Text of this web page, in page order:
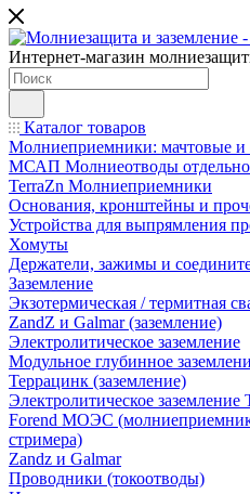
Интернет-магазин
Каталог товаров
Молниеприемники: мачтовые и
МСАП Молниеотводы
TerraZn Молниеприемники
Основания, кронштейны и
Устройства для выпрямления
Хомуты
Держатели, зажимы и
Заземление
Экзотермическая / термитная
ZandZ и Galmar (заземление)
Электролитическое заземление
Модульное глубинное
Террацинк (заземление)
Электролитическое заземление
Forend МОЭС
стримера)
Zandz и Galmar
Проводники (токоотводы)